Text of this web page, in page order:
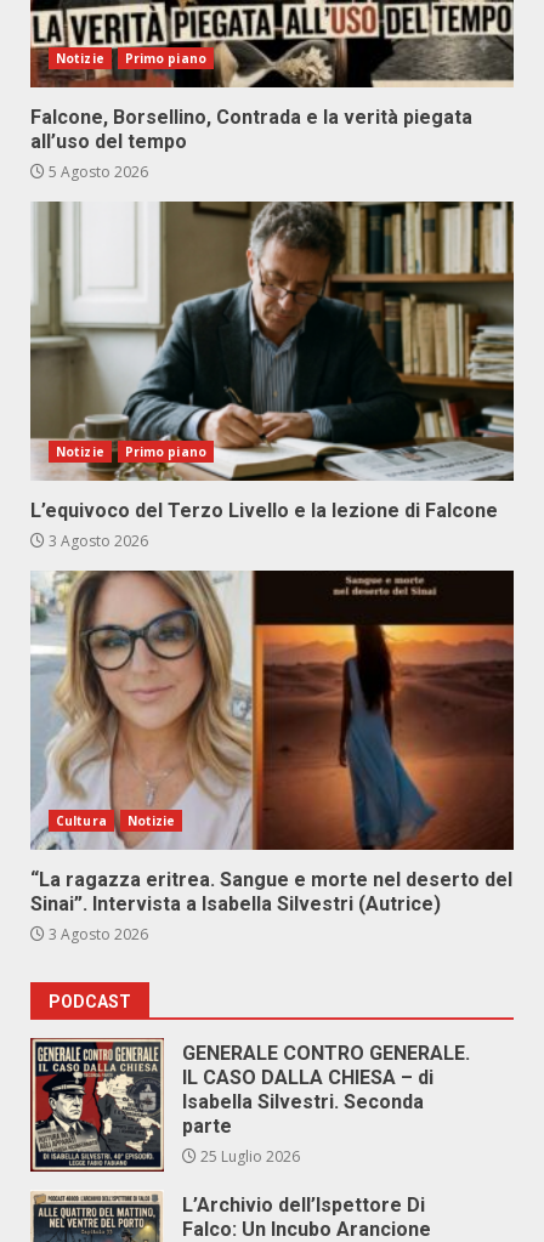
Notizie Primo piano
Falcone, Borsellino, Contrada e la verità piegata
all’uso del tempo
5 Agosto 2026
Notizie Primo piano
L’equivoco del Terzo Livello e la lezione di Falcone
3 Agosto 2026
Cultura Notizie
“La ragazza eritrea. Sangue e morte nel deserto del
Sinai”. Intervista a Isabella Silvestri (Autrice)
3 Agosto 2026
PODCAST
GENERALE CONTRO GENERALE.
IL CASO DALLA CHIESA – di
Isabella Silvestri. Seconda
parte
25 Luglio 2026
L’Archivio dell’Ispettore Di
Falco: Un Incubo Arancione